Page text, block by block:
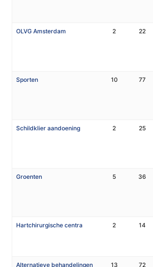
OLVG Amsterdam 2 22
Sporten 10 77
Schildklier aandoening 2 25
Groenten 5 36
Hartchirurgische centra 2 14
Alternatieve behandelingen 13 72